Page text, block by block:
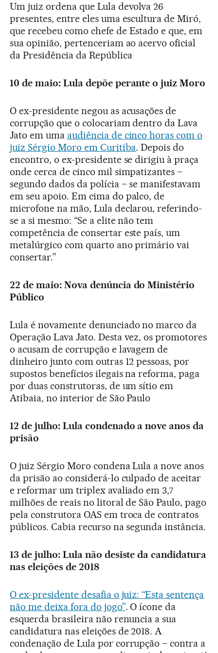
Um juiz ordena que Lula devolva 26
presentes, entre eles uma escultura de Miró,
que recebeu como chefe de Estado e que, em
sua opinião, pertenceriam ao acervo oficial
da Presidência da República
10 de maio: Lula depõe perante o juiz Moro
O ex-presidente negou as acusações de
corrupção que o colocariam dentro da Lava
Jato em uma audiência de cinco horas com o
juiz Sérgio Moro em Curitiba. Depois do
encontro, o ex-presidente se dirigiu à praça
onde cerca de cinco mil simpatizantes –
segundo dados da polícia – se manifestavam
em seu apoio. Em cima do palco, de
microfone na mão, Lula declarou, referindo-
se a si mesmo: “Se a elite não tem
competência de consertar este país, um
metalúrgico com quarto ano primário vai
consertar.”
22 de maio: Nova denúncia do Ministério
Público
Lula é novamente denunciado no marco da
Operação Lava Jato. Desta vez, os promotores
o acusam de corrupção e lavagem de
dinheiro junto com outras 12 pessoas, por
supostos benefícios ilegais na reforma, paga
por duas construtoras, de um sítio em
Atibaia, no interior de São Paulo
12 de julho: Lula condenado a nove anos da
prisão
O juiz Sérgio Moro condena Lula a nove anos
da prisão ao considerá-lo culpado de aceitar
e reformar um triplex avaliado em 3,7
milhões de reais no litoral de São Paulo, pago
pela construtora OAS em troca de contratos
públicos. Cabia recurso na segunda instância.
13 de julho: Lula não desiste da candidatura
nas eleições de 2018
O ex-presidente desafia o juiz: “Esta sentença
não me deixa fora do jogo”. O ícone da
esquerda brasileira não renuncia a sua
candidatura nas eleições de 2018. A
condenação de Lula por corrupção – contra a